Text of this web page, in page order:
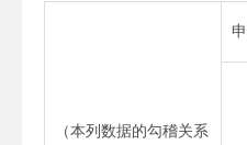
（本列数据的勾稽关系